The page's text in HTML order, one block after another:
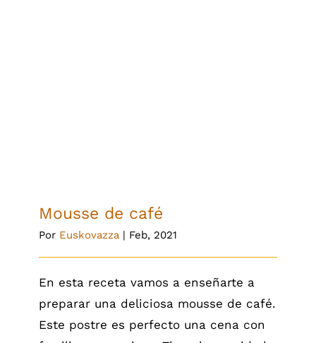
Mousse de café
Por Euskovazza | Feb, 2021
En esta receta vamos a enseñarte a
preparar una deliciosa mousse de café.
Este postre es perfecto una cena con